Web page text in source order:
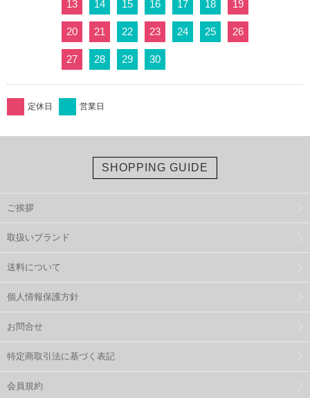
13 14 15 16 17 18 19
20 21 22 23 24 25 26
27 28 29 30
定休日 営業日
SHOPPING GUIDE
ご挨拶
取扱いブランド
送料について
個人情報保護方針
お問合せ
特定商取引法に基づく表記
会員規約